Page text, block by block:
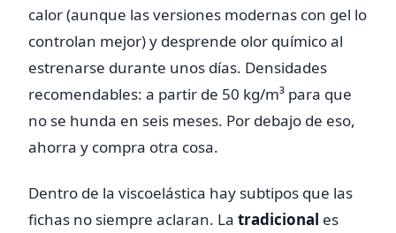
calor (aunque las versiones modernas con gel lo
controlan mejor) y desprende olor químico al
estrenarse durante unos días. Densidades
recomendables: a partir de 50 kg/m³ para que
no se hunda en seis meses. Por debajo de eso,
ahorra y compra otra cosa.
Dentro de la viscoelástica hay subtipos que las
fichas no siempre aclaran. La tradicional es